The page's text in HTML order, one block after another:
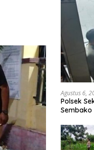
Agustus 6,
Polsek
Sembako